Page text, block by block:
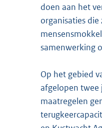
doen aan het
organisaties
samenwerking
Op het gebied
afgelopen twee
maatregelen